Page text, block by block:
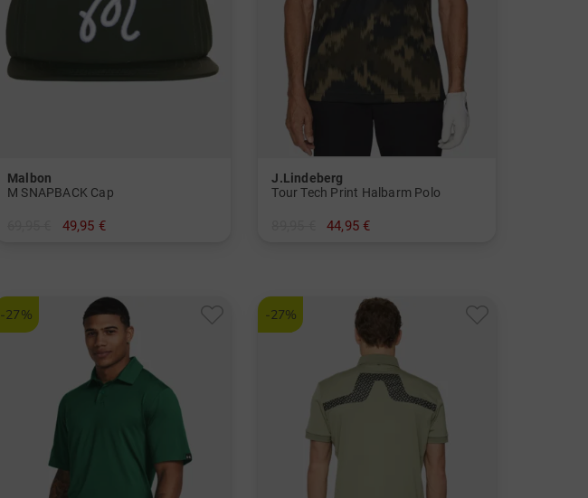
Malbon
M SNAPBACK Cap
49,95 €
J.Lindeberg
Tour Tech Print Halbarm Polo
44,95 €
-27% -27%